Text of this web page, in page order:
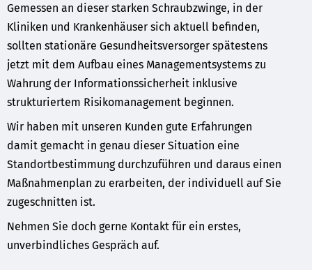
Gemessen an dieser starken Schraubzwinge, in der
Kliniken und Krankenhäuser sich aktuell befinden,
sollten stationäre Gesundheitsversorger spätestens
jetzt mit dem Aufbau eines Managementsystems zu
Wahrung der Informationssicherheit inklusive
strukturiertem Risikomanagement beginnen.
Wir haben mit unseren Kunden gute Erfahrungen
damit gemacht in genau dieser Situation eine
Standortbestimmung durchzuführen und daraus einen
Maßnahmenplan zu erarbeiten, der individuell auf Sie
zugeschnitten ist.
Nehmen Sie doch gerne Kontakt für ein erstes,
unverbindliches Gespräch auf.